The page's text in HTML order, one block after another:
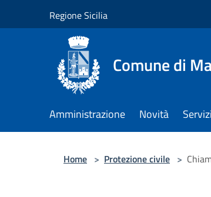
Regione Sicilia
Comune di
Amministrazione Novità Servizi
Home > Protezione civile >